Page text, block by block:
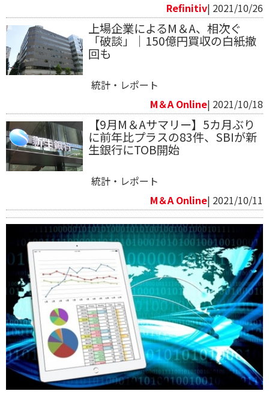
Refinitiv​| 2021/10/26
上場企業によるM＆A、相次ぐ
「破談」｜150億円買収の白紙撤
回も
統計・レポート
M＆A Online| 2021/10/18
【9月M＆Aサマリー】5カ月ぶり
に前年比プラスの83件、SBIが新
生銀行にTOB開始
統計・レポート
M＆A Online| 2021/10/11